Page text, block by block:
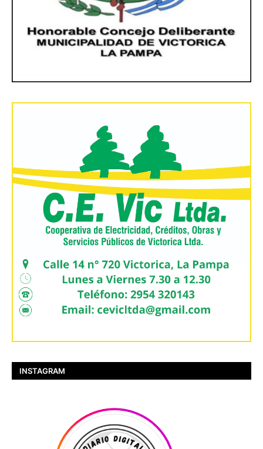
INSTAGRAM